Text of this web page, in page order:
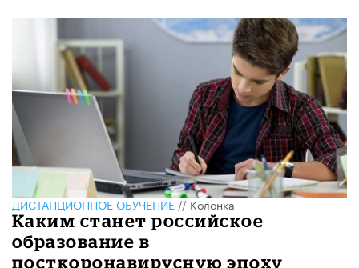
ДИСТАНЦИОННОЕ ОБУЧЕНИЕ//Колонка
Каким станет российское
образование в
посткоронавирусную эпоху